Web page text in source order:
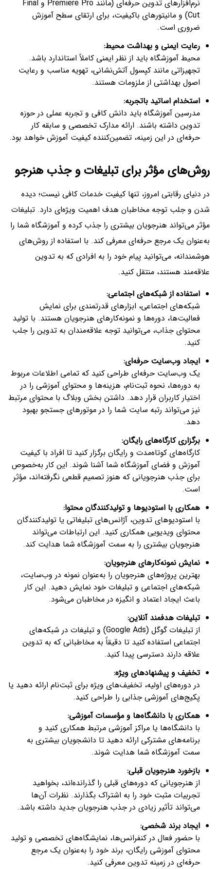
نرم‌افزارهای تدوین حرفه‌ای (مانند Premiere Pro و Final
Cut) و مانیتورهای باکیفیت، برای ارتقای سطح آموزش
ضروری است.
رعایت ایمنی و بهداشت محیط:
محیط آموزشگاه باید از نظر ایمنی کاملاً استاندارد باشد.
تجهیزاتی مانند کپسول آتش‌نشانی، تهویه مناسب و رعایت
اصول بهداشتی از ملزومات هستند.
استخدام اساتید باتجربه:
مدرسین آموزشگاه باید دانش کافی و تجربه عملی در حوزه
تدوین داشته باشند. ارائه مدارک تخصصی و سابقه کار
حرفه‌ای در این زمینه، تضمین‌کننده کیفیت آموزش خواهد بود.
روش‌های مؤثر برای تبلیغات و جذب هنرجو
در دنیای رقابتی امروز، تنها کیفیت خدمات کافی نیست؛ دیده
شدن و جلب توجه مخاطبان هدف اهمیت ویژه‌ای دارد. تبلیغات
مؤثر می‌تواند هنرجویان بیشتری را جذب کرده و آموزشگاه شما را
به‌عنوان یک مرجع حرفه‌ای معرفی کند. با استفاده از روش‌های
هوشمندانه، می‌توانید پیام خود را به افرادی که به تدوین
علاقه‌مند هستند، منتقل کنید.
استفاده از شبکه‌های اجتماعی:
شبکه‌های اجتماعی، ابزارهای قدرتمندی برای نمایش
فعالیت‌ها، دوره‌ها و نمونه‌کارهای هنرجویان هستند. با تولید
محتوای جذاب، می‌توانید توجه علاقه‌مندان به تدوین را جلب
کنید.
ایجاد وب‌سایت حرفه‌ای:
یک وب‌سایت حرفه‌ای طراحی کنید که تمامی اطلاعات مربوط
به دوره‌ها، نحوه ثبت‌نام، هزینه‌ها و محتوای آموزشی را در
اختیار کاربران قرار دهد. داشتن بخش وبلاگ با محتوای مرتبط
نیز می‌تواند رتبه سایت شما را در موتورهای جستجو بهبود
دهد.
برگزاری کارگاه‌های رایگان:
کارگاه‌های کوتاه‌مدت و رایگان برگزار کنید تا افراد با کیفیت
آموزش و فضای آموزشگاه شما آشنا شوند. این کار به‌خصوص
برای جذب هنرجویانی که هنوز تصمیم قطعی نگرفته‌اند، مؤثر
است.
همکاری با استودیوها و تولیدکنندگان محتوا:
با استودیوهای تدوین، آژانس‌های تبلیغاتی یا تولیدکنندگان
محتوای ویدیویی همکاری کنید. این ارتباطات می‌تواند
هنرجویان بیشتری را به سمت آموزشگاه شما هدایت کند.
نمایش نمونه‌کارهای هنرجویان:
بهترین پروژه‌های هنرجویان را به‌عنوان نمونه در وب‌سایت،
شبکه‌های اجتماعی و تبلیغات خود نمایش دهید. این کار
باعث ایجاد اعتماد و انگیزه در مخاطبان می‌شود.
تبلیغات هدفمند آنلاین:
از تبلیغات گوگل (Google Ads) و تبلیغات در شبکه‌های
اجتماعی استفاده کنید تا دقیقاً به مخاطبانی که به تدوین
علاقه دارند دسترسی پیدا کنید.
تخفیف و پیشنهادهای ویژه:
در دوره‌های اولیه، تخفیف‌های ویژه برای ثبت‌نام ارائه دهید یا
پکیج‌های آموزشی جذابی را طراحی کنید.
همکاری با دانشگاه‌ها و مؤسسات آموزشی:
با دانشگاه‌ها یا مراکز آموزشی مرتبط همکاری کنید و
برنامه‌های مشترکی ارائه دهید تا دانشجویان بیشتری به
سمت آموزشگاه شما هدایت شوند.
بازخورد هنرجویان قبلی:
از هنرجویانی که دوره‌های قبلی را گذرانده‌اند، بخواهید
تجربیات مثبت خود را به اشتراک بگذارند. نظرات آن‌ها
می‌تواند تأثیر زیادی در جذب هنرجویان جدید داشته باشد.
ایجاد برند شخصی:
با حضور فعال در کنفرانس‌ها، نمایشگاه‌های تخصصی و تولید
محتوای آموزشی رایگان، برند خود را به‌عنوان یک مرجع
حرفه‌ای در زمینه تدوین معرفی کنید.